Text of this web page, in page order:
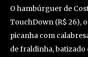
O hambúrguer de
TouchDown (R$ 26),
picanha com
de fraldinha, batizado